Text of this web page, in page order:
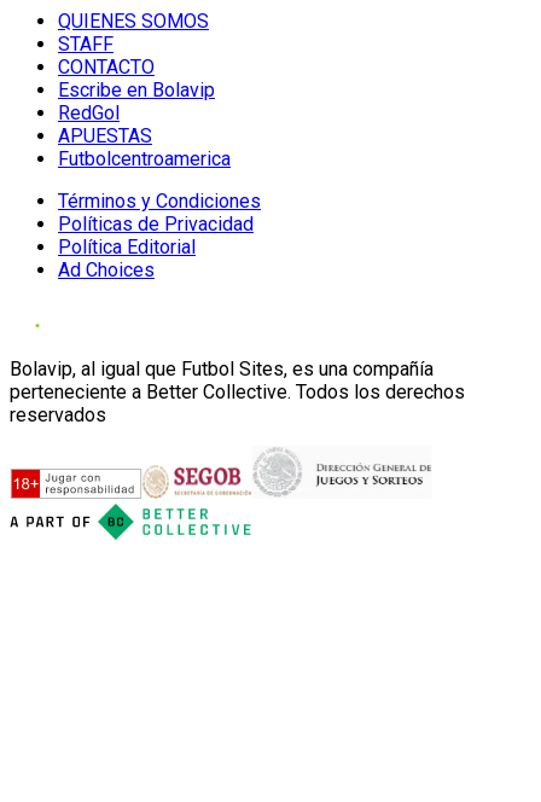
QUIENES SOMOS
STAFF
CONTACTO
Escribe en Bolavip
RedGol
APUESTAS
Futbolcentroamerica
Términos y Condiciones
Políticas de Privacidad
Política Editorial
Ad Choices
Bolavip, al igual que Futbol Sites, es una compañía
perteneciente a Better Collective. Todos los derechos
reservados